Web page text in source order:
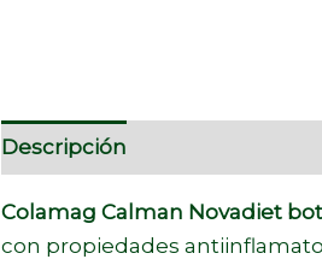
Descripción
Colamag Calman Novadiet
con propiedades